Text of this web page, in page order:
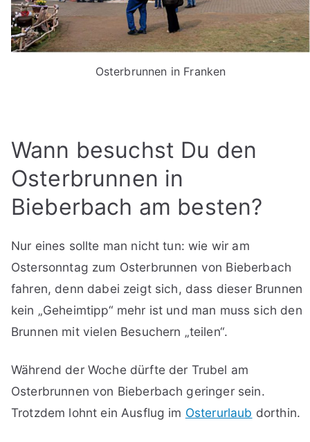
Osterbrunnen in Franken
Wann besuchst Du den
Osterbrunnen in
Bieberbach am besten?
Nur eines sollte man nicht tun: wie wir am
Ostersonntag zum Osterbrunnen von Bieberbach
fahren, denn dabei zeigt sich, dass dieser Brunnen
kein „Geheimtipp“ mehr ist und man muss sich den
Brunnen mit vielen Besuchern „teilen“.
Während der Woche dürfte der Trubel am
Osterbrunnen von Bieberbach geringer sein.
Trotzdem lohnt ein Ausflug im Osterurlaub dorthin.